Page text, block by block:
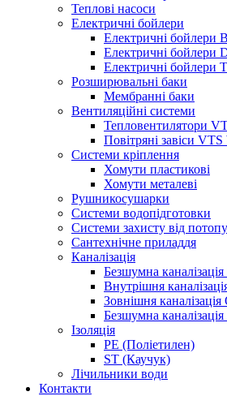
Теплові насоси
Електричні бойлери
Електричні бойлери
Електричні бойлери
Електричні бойлери
Розширювальні баки
Мембранні баки
Вентиляційні системи
Тепловентилятори
Повітряні завіси
Системи кріплення
Хомути пластикові
Хомути металеві
Рушникосушарки
Системи водопідготовки
Системи захисту від потопу
Сантехнічне приладдя
Каналізація
Безшумна
Внутрішня
Зовнішня
Безшумна
Ізоляція
PE (Поліетилен)
ST (Каучук)
Лічильники води
Контакти